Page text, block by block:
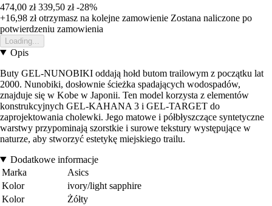
474,00 zł 339,50 zł -28%
+16,98 złotrzymasz na kolejne zamowienie Zostana naliczone po
potwierdzeniu zamowienia
Loading...
Opis
Buty GEL-NUNOBIKI oddają hołd butom trailowym z początku lat
2000. Nunobiki, dosłownie ścieżka spadających wodospadów,
znajduje się w Kobe w Japonii. Ten model korzysta z elementów
konstrukcyjnych GEL-KAHANA 3 i GEL-TARGET do
zaprojektowania cholewki. Jego matowe i półbłyszczące syntetyczne
warstwy przypominają szorstkie i surowe tekstury występujące w
naturze, aby stworzyć estetykę miejskiego trailu.
Dodatkowe informacje
Marka
Asics
Kolor
ivory/light sapphire
Kolor
Żółty